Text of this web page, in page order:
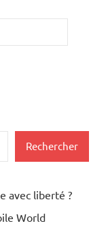
Rechercher
avec liberté ?
World